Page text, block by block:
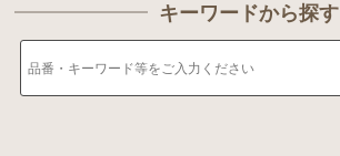
キーワードから探す